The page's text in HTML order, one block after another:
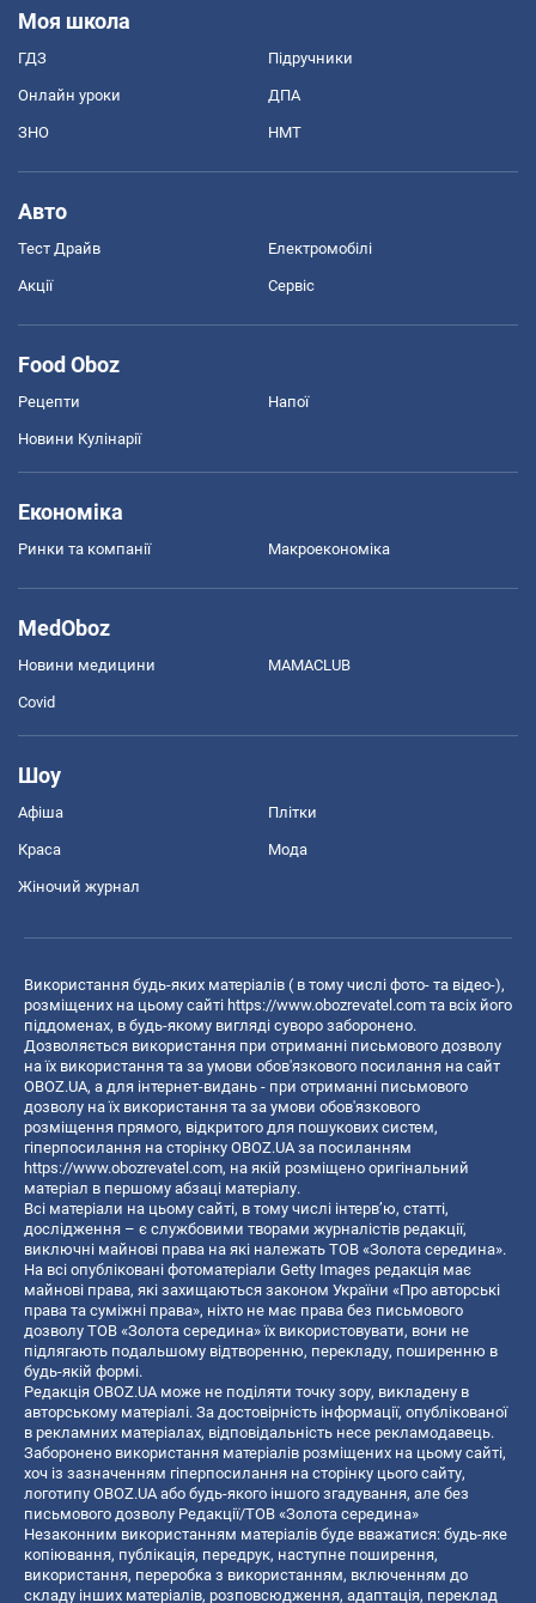
Моя школа
ГДЗ Підручники
Онлайн уроки ДПА
ЗНО НМТ
Авто
Тест Драйв Електромобілі
Акції Сервіс
Food Oboz
Рецепти Напої
Новини Кулінарії
Економіка
Ринки та компанії Макроекономіка
MedOboz
Новини медицини MAMACLUB
Covid
Шоу
Афіша Плітки
Краса Мода
Жіночий журнал
Використання будь-яких матеріалів ( в тому числі фото- та відео-),
розміщених на цьому сайті https://www.obozrevatel.com та всіх його
піддоменах, в будь-якому вигляді суворо заборонено.
Дозволяється використання при отриманні письмового дозволу
на їх використання та за умови обов'язкового посилання на сайт
OBOZ.UA, а для інтернет-видань - при отриманні письмового
дозволу на їх використання та за умови обов'язкового
розміщення прямого, відкритого для пошукових систем,
гіперпосилання на сторінку OBOZ.UA за посиланням
https://www.obozrevatel.com, на якій розміщено оригінальний
матеріал в першому абзаці матеріалу.
Всі матеріали на цьому сайті, в тому числі інтерв’ю, статті,
дослідження – є службовими творами журналістів редакції,
виключні майнові права на які належать ТОВ «Золота середина».
На всі опубліковані фотоматеріали Getty Images редакція має
майнові права, які захищаються законом України «Про авторські
права та суміжні права», ніхто не має права без письмового
дозволу ТОВ «Золота середина» їх використовувати, вони не
підлягають подальшому відтворенню, перекладу, поширенню в
будь-якій формі.
Редакція OBOZ.UA може не поділяти точку зору, викладену в
авторському матеріалі. За достовірність інформації, опублікованої
в рекламних матеріалах, відповідальність несе рекламодавець.
Заборонено використання матеріалів розміщених на цьому сайті,
хоч із зазначенням гіперпосилання на сторінку цього сайту,
логотипу OBOZ.UA або будь-якого іншого згадування, але без
письмового дозволу Редакції/ТОВ «Золота середина»
Незаконним використанням матеріалів буде вважатися: будь-яке
копiювання, публiкацiя, передрук, наступне поширення,
використання, переробка з використанням, включенням до
складу інших матеріалів, розповсюдження, адаптація, переклад